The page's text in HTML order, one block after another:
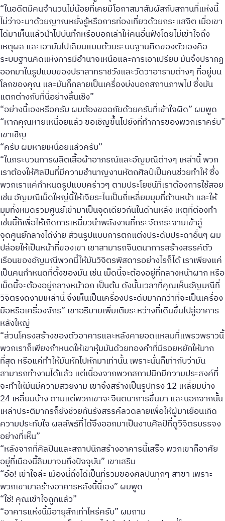
“ในอดีตมีคนจำนวนไม่น้อยที่เคยมีโอกาสมาสัมผัสกับสถานที่แห่งนี้
ไม่ว่าจะมาด้วยญาณหยั่งรู้หรือการท่องเที่ยวด้วยกระแสจิต เมื่อเขา
ได้มาเห็นแล้วนำไปบันทึกหรือบอกเล่าให้คนอื่นฟังโดยไม่เข้าใจถึง
เหตุผล และเอามันไปเลียนแบบด้วยระบบฐานคิดของตัวเองคือ
ระบบฐานคิดแห่งการมีอำนาจเหนือและการเอาเปรียบ มันจึงปรากฏ
ออกมาในรูปแบบของปราสาทราชวังและวัดวาอารามต่างๆ ที่อยู่บน
โลกของคุณ และมันก็กลายเป็นเครื่องบ่งบอกสถานภาพไป ซึ่งมัน
แตกต่างกับที่นี่อย่างสิ้นเชิง”
“อย่างนี้เองหรือครับ ผมต้องขออภัยด้วยครับที่เข้าใจผิด” ผมพูด
“หากคุณหายเหนื่อยแล้ว ขอเชิญขึ้นไปยังที่ทำการของพวกเราครับ”
เขาเชิญ
“ครับ ผมหายเหนื่อยแล้วครับ”
“ในกระบวนการผลิตเสื้อผ้าอาภรณ์และอัญมณีต่างๆ เหล่านี้ พวก
เราต้องให้ศิลปินที่มีความชำนาญงานหัตถศิลป์เป็นคนช่วยทำให้ ซึ่ง
พวกเราแค่กำหนดรูปแบบคร่าวๆ ตามประโยชน์ที่เราต้องการใช้สอย
เช่น อัญมณีเม็ดใหญ่นี้ให้เจียระไนเป็นกี่เหลี่ยมมุมที่ด้านหน้า และให้
มุมทั้งหมดรวมศูนย์เข้ามาเป็นจุดเดียวกันในด้านหลัง เหตุที่ต้องทำ
เช่นนี้ก็เพื่อให้เกิดการเหนี่ยวนำพลังงานที่กระจัดกระจายเข้าสู่
จุดศูนย์กลางได้ง่าย ส่วนรูปแบบการตกแต่งประดับประดาอื่นๆ ผม
ปล่อยให้เป็นหน้าที่ของเขา เขาสามารถจินตนาการสร้างสรรค์ตัว
เรือนของอัญมณีพวกนี้ให้มันวิจิตรพิสดารอย่างไรก็ได้ เราเพียงแค่
เป็นคนกำหนดที่ตั้งของมัน เช่น เม็ดนี้จะต้องอยู่ที่กลางหน้าผาก หรือ
เม็ดนี้จะต้องอยู่กลางหน้าอก เป็นต้น ดังนั้นเวลาที่คุณเห็นอัญมณีที่
วิจิตรงดงามเหล่านี้ จึงเห็นเป็นเครื่องประดับมากกว่าที่จะเป็นเครื่อง
มือหรือเครื่องจักร” เขาอธิบายเพิ่มเติมระหว่างที่เดินขึ้นไปสู่อาคาร
หลังใหญ่
“ส่วนโครงสร้างของตัวอาคารและหลังคายอดแหลมที่แพรวพราวนี้
พวกเราก็เพียงกำหนดให้เขาหุ้มมันด้วยทองคำที่มีรอยหยักให้มาก
ที่สุด หรือแค่ทำให้มันหักไปหักมาเท่านั้น เพราะนั่นก็เท่ากับว่ามัน
สามารถทำงานได้แล้ว แต่เนื่องจากพวกสถาปนิกมีความประสงค์ที่
จะทำให้มันมีความสวยงาม เขาจึงสร้างเป็นรูปทรง 12 เหลี่ยมบ้าง
24 เหลี่ยมบ้าง ตามแต่พวกเขาจะจินตนาการขึ้นมา และนอกจากนั้น
เหล่าประติมากรก็ยังช่วยกันรังสรรค์ลวดลายเพื่อให้ผู้มาเยือนเกิด
ความประทับใจ ผลลัพธ์ที่ได้จึงออกมาเป็นงานศิลป์ที่ดูวิจิตรบรรจง
อย่างที่เห็น”
“หลังจากที่ศิลปินและสถาปนิกสร้างอาคารนี้เสร็จ พวกเขาก็อาศัย
อยู่ที่เมืองนี้สืบมาจนถึงปัจจุบัน” เขาเสริม
“อ๋อ! เข้าใจล่ะ เมืองนี้ถึงได้เป็นที่รวมของศิลปินทุกๆ สาขา เพราะ
พวกเขามาสร้างอาคารหลังนี้นี่เอง” ผมพูด
“ใช่! คุณเข้าใจถูกแล้ว”
“อาคารแห่งนี้มีอายุสักเท่าไหร่ครับ” ผมถาม